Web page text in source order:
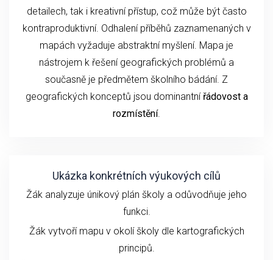
detailech, tak i kreativní přístup, což může být často
kontraproduktivní. Odhalení příběhů zaznamenaných v
mapách vyžaduje abstraktní myšlení. Mapa je
nástrojem k řešení geografických problémů a
současně je předmětem školního bádání. Z
geografických konceptů jsou dominantní řádovost a
rozmístění.
Ukázka konkrétních výukových cílů
Žák analyzuje únikový plán školy a odůvodňuje jeho
funkci.
Žák vytvoří mapu v okolí školy dle kartografických
principů.